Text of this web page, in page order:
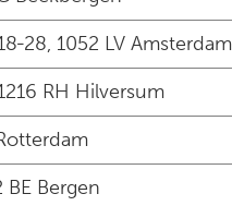
1052 LV Amsterdam
RH Hilversum
BE Bergen